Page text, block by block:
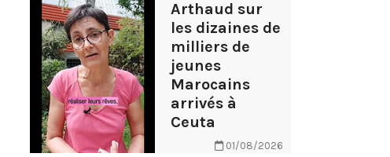
Arthaud sur
les dizaines de
milliers de
jeunes
Marocains
arrivés à
Ceuta
01/08/2026